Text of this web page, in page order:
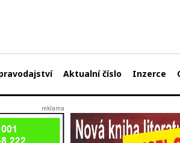
Aktualní číslo Inzerce